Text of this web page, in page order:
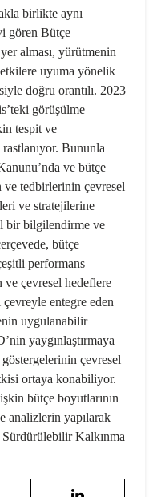
birlikte aynı
gören Bütçe
alması, yürütmenin
uyuma yönelik
doğru orantılı. 2023
görüşülme
tespit ve
Bununla
ve bütçe
tedbirlerinin çevresel
ve stratejilerine
bir bilgilendirme ve
bütçe
performans
ve çevresel hedeflere
çevreyle entegre eden
uygulanabilir
yaygınlaştırmaya
göstergelerinin çevresel
ortaya konabiliyor.
bütçe boyutlarının
analizlerin yapılarak
Kalkınma